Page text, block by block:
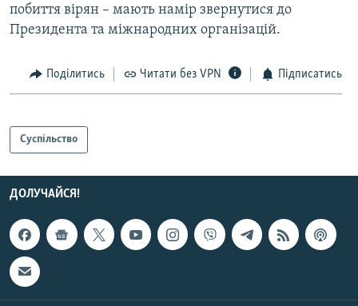
побиття вірян – мають намір звернутися до
Президента та міжнародних організацій.
Поділитись Читати без VPN Підписатись
Суспільство
ДОЛУЧАЙСЯ!